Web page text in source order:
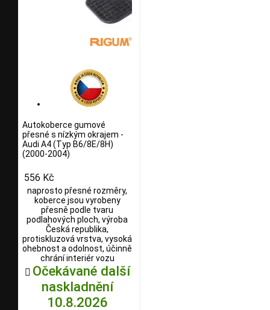
Autokoberce gumové
přesné s nízkým okrajem -
Audi A4 (Typ B6/8E/8H)
(2000-2004)
556 Kč
naprosto přesné rozměry,
koberce jsou vyrobeny
přesně podle tvaru
podlahových ploch, výroba
Česká republika,
protiskluzová vrstva, vysoká
ohebnost a odolnost, účinně
chrání interiér vozu
 Očekávané další
naskladnění
10.8.2026